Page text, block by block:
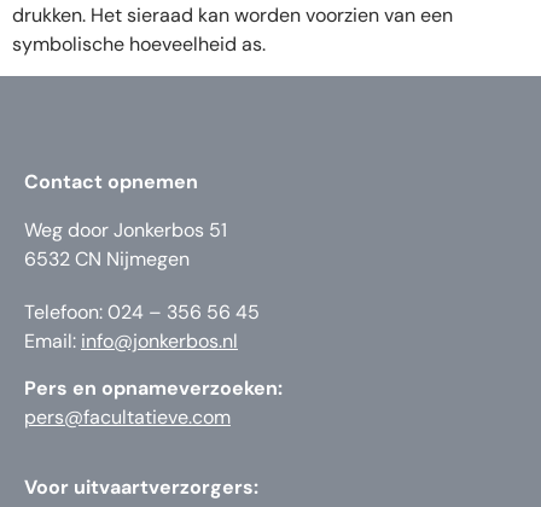
drukken. Het sieraad kan worden voorzien van een
symbolische hoeveelheid as.
Contact opnemen
Weg door Jonkerbos 51
6532 CN Nijmegen
Telefoon: 024 – 356 56 45
Email: info@jonkerbos.nl
Pers en opnameverzoeken:
pers@facultatieve.com
Voor uitvaartverzorgers: